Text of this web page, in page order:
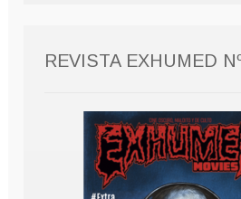
REVISTA EXHUMED